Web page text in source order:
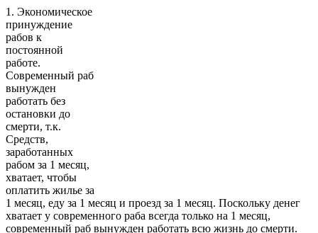
1. Экономическое
принуждение
рабов к
постоянной
работе.
Современный раб
вынужден
работать без
остановки до
смерти, т.к.
Средств,
заработанных
рабом за 1 месяц,
хватает, чтобы
оплатить жилье за
1 месяц, еду за 1 месяц и проезд за 1 месяц. Поскольку денег
хватает у современного раба всегда только на 1 месяц,
современный раб вынужден работать всю жизнь до смерти.